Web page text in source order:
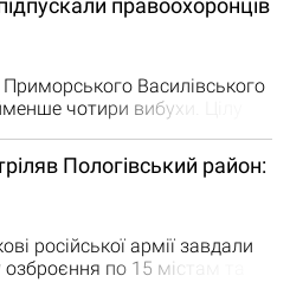
систем залпового вогню
Артилерійським вогнем
правоохоронців
Василівського
чотири вибухи. Цілу
по автівці в якій
Як повідомили у
області, росіяни
частині машини близько
Пологівський район:
російської армії завдали
по 15 містам та